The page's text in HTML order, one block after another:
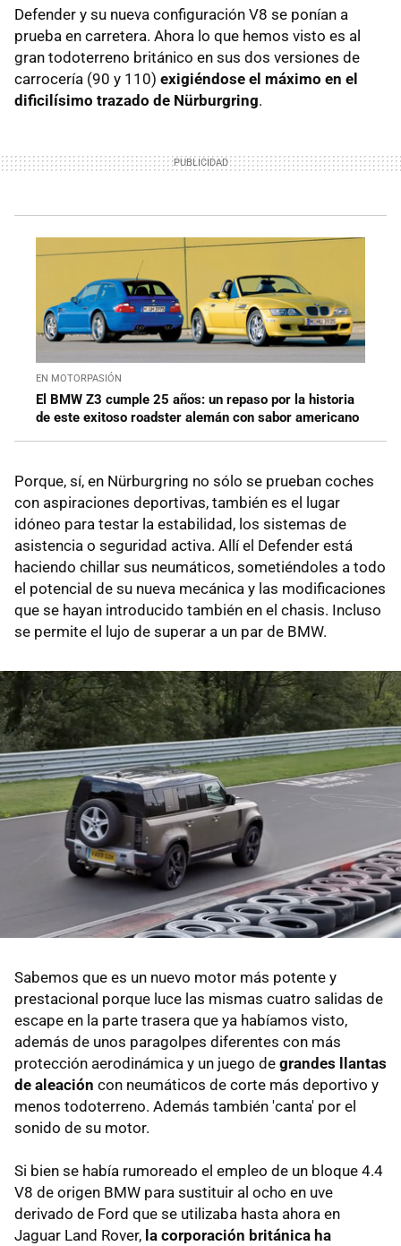
Defender y su nueva configuración V8 se ponían a
prueba en carretera. Ahora lo que hemos visto es al
gran todoterreno británico en sus dos versiones de
carrocería (90 y 110) exigiéndose el máximo en el
dificilísimo trazado de Nürburgring.
EN MOTORPASIÓN
El BMW Z3 cumple 25 años: un repaso por la historia
de este exitoso roadster alemán con sabor americano
Porque, sí, en Nürburgring no sólo se prueban coches
con aspiraciones deportivas, también es el lugar
idóneo para testar la estabilidad, los sistemas de
asistencia o seguridad activa. Allí el Defender está
haciendo chillar sus neumáticos, sometiéndoles a todo
el potencial de su nueva mecánica y las modificaciones
que se hayan introducido también en el chasis. Incluso
se permite el lujo de superar a un par de BMW.
Sabemos que es un nuevo motor más potente y
prestacional porque luce las mismas cuatro salidas de
escape en la parte trasera que ya habíamos visto,
además de unos paragolpes diferentes con más
protección aerodinámica y un juego de grandes llantas
de aleación con neumáticos de corte más deportivo y
menos todoterreno. Además también 'canta' por el
sonido de su motor.
Si bien se había rumoreado el empleo de un bloque 4.4
V8 de origen BMW para sustituir al ocho en uve
derivado de Ford que se utilizaba hasta ahora en
Jaguar Land Rover, la corporación británica ha